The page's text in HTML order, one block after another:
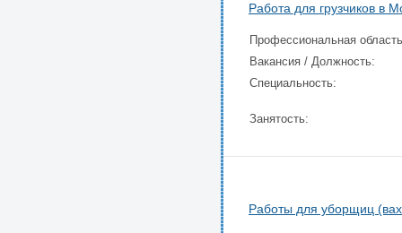
Работа для грузчиков в
Профессиональная
Вакансия / Должность:
Специальность:
Занятость:
Работы для уборщиц